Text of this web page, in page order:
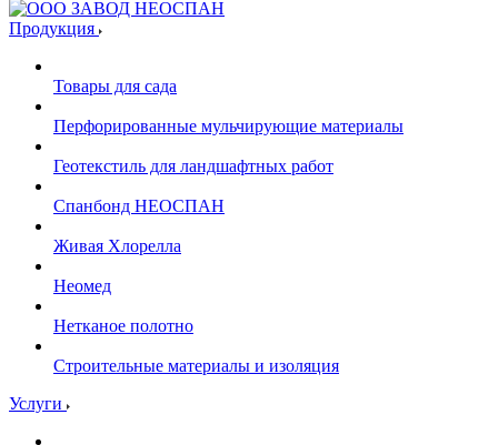
Продукция
Товары для сада
Перфорированные мульчирующие материалы
Геотекстиль для ландшафтных работ
Спанбонд НЕОСПАН
Живая Хлорелла
Нeомед
Нетканое полотно
Строительные материалы и изоляция
Услуги